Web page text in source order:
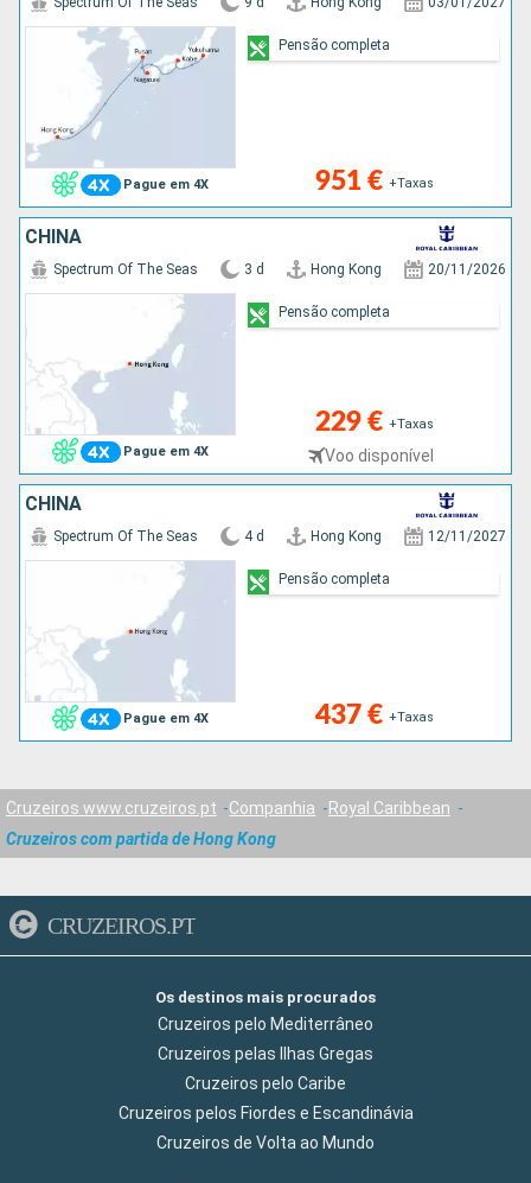
Pague em 4X 951 € +Taxas
Pensão completa
CHINA
Pague em 4X
Spectrum Of The Seas 3 d Hong Kong 20/11/2026
229 € +Taxas
Voo disponível
Pensão completa
CHINA
Pague em 4X
Spectrum Of The Seas 4 d Hong Kong 12/11/2027
437 € +Taxas
Pensão completa
Cruzeiros www.cruzeiros.pt Companhia
Royal Caribbean
Cruzeiros com partida de Hong Kong
CRUZEIROS.PT
Os destinos mais procurados
Cruzeiros pelo Mediterrâneo
Cruzeiros pelas Ilhas Gregas
Cruzeiros pelo Caribe
Cruzeiros pelos Fiordes e Escandinávia
Cruzeiros de Volta ao Mundo